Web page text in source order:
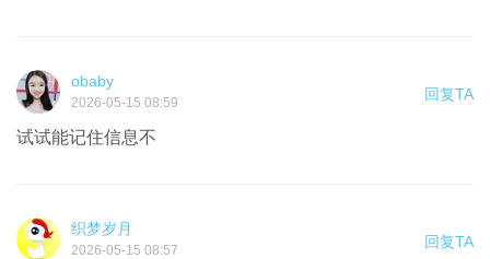
obaby
2026-05-15 08:59 回复TA
试试能记住信息不
织梦岁月
2026-05-15 08:57 回复TA